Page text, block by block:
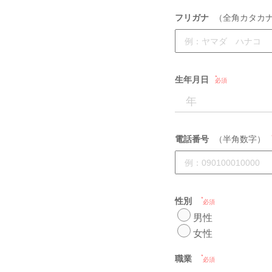
フリガナ （全角カタカナ
生年月日 必須
電話番号 （半角数字）
性別 必須
男性
女性
職業 必須